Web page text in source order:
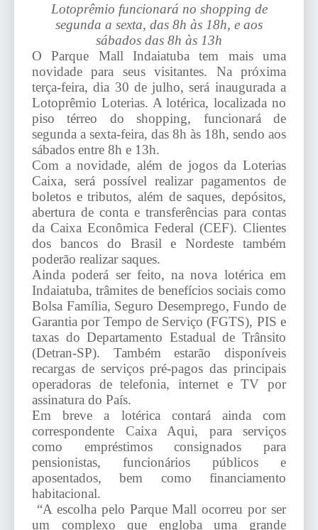
Lotoprêmio funcionará no shopping de
segunda a sexta, das 8h às 18h, e aos
sábados das 8h às 13h
O Parque Mall Indaiatuba tem mais uma
novidade para seus visitantes. Na próxima
terça-feira, dia 30 de julho, será inaugurada a
Lotoprêmio Loterias. A lotérica, localizada no
piso térreo do shopping, funcionará de
segunda a sexta-feira, das 8h às 18h, sendo aos
sábados entre 8h e 13h.
Com a novidade, além de jogos da Loterias
Caixa, será possível realizar pagamentos de
boletos e tributos, além de saques, depósitos,
abertura de conta e transferências para contas
da Caixa Econômica Federal (CEF). Clientes
dos bancos do Brasil e Nordeste também
poderão realizar saques.
Ainda poderá ser feito, na nova lotérica em
Indaiatuba, trâmites de benefícios sociais como
Bolsa Família, Seguro Desemprego, Fundo de
Garantia por Tempo de Serviço (FGTS), PIS e
taxas do Departamento Estadual de Trânsito
(Detran-SP). Também estarão disponíveis
recargas de serviços pré-pagos das principais
operadoras de telefonia, internet e TV por
assinatura do País.
Em breve a lotérica contará ainda com
correspondente Caixa Aqui, para serviços
como empréstimos consignados para
pensionistas, funcionários públicos e
aposentados, bem como financiamento
habitacional.
“A escolha pelo Parque Mall ocorreu por ser
um complexo que engloba uma grande